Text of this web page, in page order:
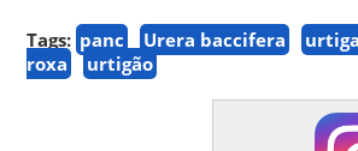
Tags: panc Urera baccifera
roxa
urtigão